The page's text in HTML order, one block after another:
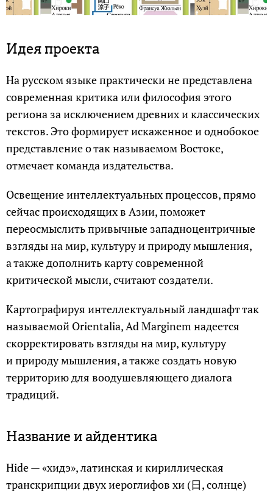
Идея проекта
На русском языке практически не представлена
современная критика или философия этого
региона за исключением древних и классических
текстов. Это формирует искаженное и однобокое
представление о так называемом Востоке,
отмечает команда издательства.
Освещение интеллектуальных процессов, прямо
сейчас происходящих в Азии, поможет
переосмыслить привычные западноцентричные
взгляды на мир, культуру и природу мышления,
а также дополнить карту современной
критической мысли, считают создатели.
Картографируя интеллектуальный ландшафт так
называемой Orientalia, Ad Marginem надеется
скорректировать взгляды на мир, культуру
и природу мышления, а также создать новую
территорию для воодушевляющего диалога
традиций.
Название и айдентика
Hide — «хидэ», латинская и кириллическая
транскрипции двух иероглифов хи (日, солнце)